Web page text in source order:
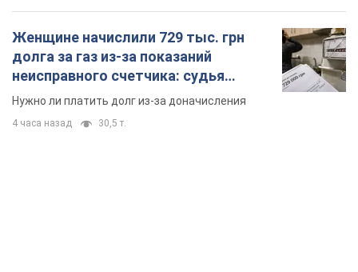
Женщине начислили 729 тыс. грн
долга за газ из-за показаний
неисправного счетчика: судья
вынес неожиданное решение
Нужно ли платить долг из-за доначисления
4 часа назад 30,5 т.